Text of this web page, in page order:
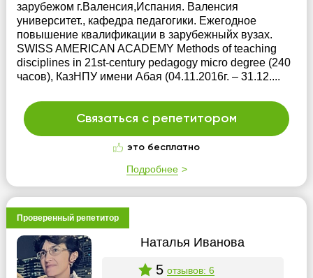
зарубежом г.Валенсия,Испания. Валенсия
университет., кафедра педагогики. Ежегодное
повышение квалификации в зарубежныйх вузах.
SWISS AMERICAN ACADEMY Methods of teaching
disciplines in 21st-century pedagogy micro degree (240
часов), КазНПУ имени Абая (04.11.2016г. – 31.12....
Связаться с репетитором
это бесплатно
Подробнее
Проверенный репетитор
Наталья Иванова
5 отзывов: 6